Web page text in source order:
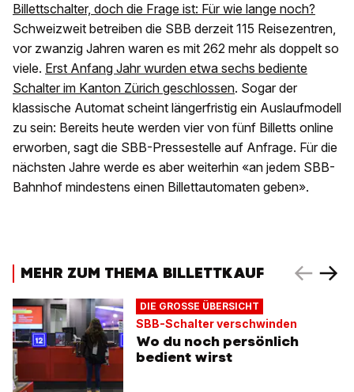
Billettschalter, doch die Frage ist: Für wie lange noch?
Schweizweit betreiben die SBB derzeit 115 Reisezentren,
vor zwanzig Jahren waren es mit 262 mehr als doppelt so
viele. Erst Anfang Jahr wurden etwa sechs bediente
Schalter im Kanton Zürich geschlossen. Sogar der
klassische Automat scheint längerfristig ein Auslaufmodell
zu sein: Bereits heute werden vier von fünf Billetts online
erworben, sagt die SBB-Pressestelle auf Anfrage. Für die
nächsten Jahre werde es aber weiterhin «an jedem SBB-
Bahnhof mindestens einen Billettautomaten geben».
MEHR ZUM THEMA BILLETTKAUF
DIE GROSSE ÜBERSICHT
SBB-Schalter verschwinden
Wo du noch persönlich
bedient wirst